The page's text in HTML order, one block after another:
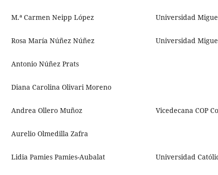
M.ª Carmen Neipp López Universidad
Rosa María Núñez Núñez Universidad
Antonio Núñez Prats
Diana Carolina Olivari Moreno
Andrea Ollero Muñoz Vicedecana COP
Aurelio Olmedilla Zafra
Lidia Pamies Pamies-Aubalat Universidad